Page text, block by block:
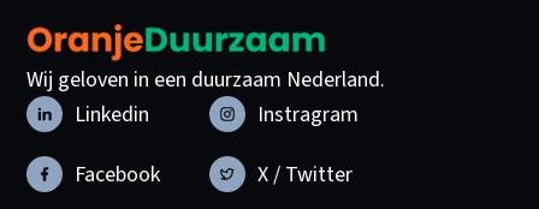
Wij geloven in een duurzaam Nederland.
Linkedin
Instragram
Facebook
X / Twitter